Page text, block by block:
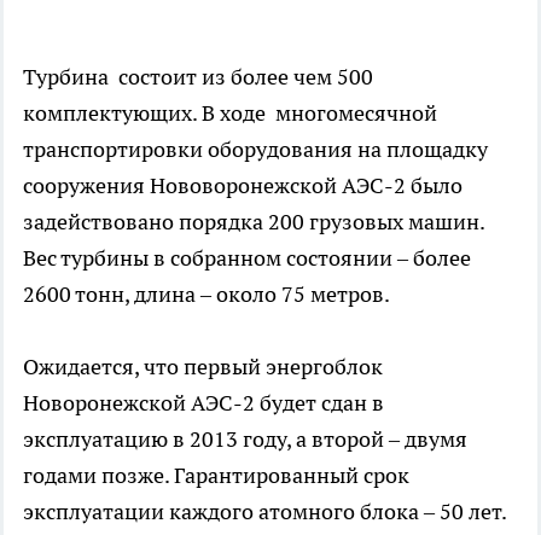
Турбина состоит из более чем 500
комплектующих. В ходе многомесячной
транспортировки оборудования на площадку
сооружения Нововоронежской АЭС-2 было
задействовано порядка 200 грузовых машин.
Вес турбины в собранном состоянии – более
2600 тонн, длина – около 75 метров.
Ожидается, что первый энергоблок
Новоронежской АЭС-2 будет сдан в
эксплуатацию в 2013 году, а второй – двумя
годами позже. Гарантированный срок
эксплуатации каждого атомного блока – 50 лет.